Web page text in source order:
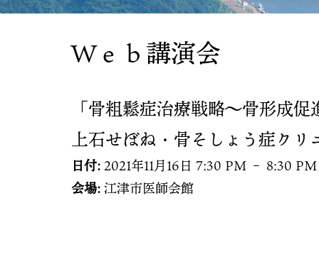
Ｗｅｂ講演会
「骨粗鬆症治療戦略～骨形成
上石せぼね・骨そしょう症
日付:2021年11月16日 7:30 PM – 8:30 PM
会場:江津市医師会館